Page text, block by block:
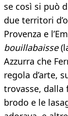
se così si può
due territori
Provenza e
bouillabaisse
Azzurra che
regola d’arte,
trovasse, dalla
brodo e le